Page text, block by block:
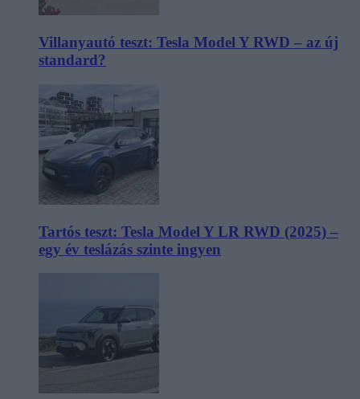
Villanyautó teszt: Tesla Model Y RWD – az új
standard?
Tartós teszt: Tesla Model Y LR RWD (2025) –
egy év teslázás szinte ingyen